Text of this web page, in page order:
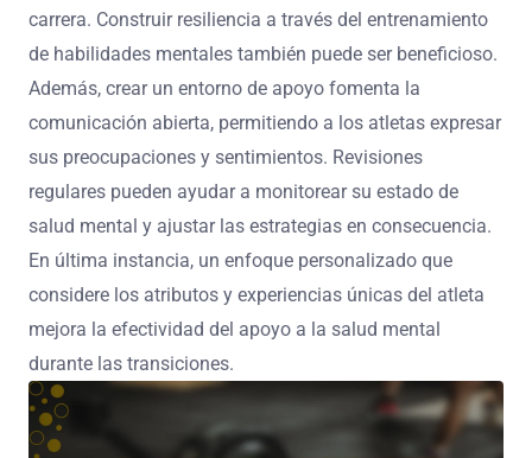
carrera. Construir resiliencia a través del entrenamiento
de habilidades mentales también puede ser beneficioso.
Además, crear un entorno de apoyo fomenta la
comunicación abierta, permitiendo a los atletas expresar
sus preocupaciones y sentimientos. Revisiones
regulares pueden ayudar a monitorear su estado de
salud mental y ajustar las estrategias en consecuencia.
En última instancia, un enfoque personalizado que
considere los atributos y experiencias únicas del atleta
mejora la efectividad del apoyo a la salud mental
durante las transiciones.